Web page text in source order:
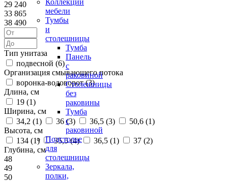
Коллекции
мебели
Тумбы
и
столешницы
Тумба
Панель
с
раковиной
Столешницы
без
раковины
Тумба
с
раковиной
Подстолье
для
столешницы
Зеркала,
полки,
29 240
33 865
38 490
Тип унитаза
подвесной (6)
Организация смывающего потока
воронка-водоворот (3)
Длина, см
19 (1)
Ширина, см
34,2 (1) 36 (3) 36,5 (3) 50,6 (1)
Высота, см
134 (1) 35,5 (4) 36,5 (1) 37 (2)
Глубина, см
48
49
50